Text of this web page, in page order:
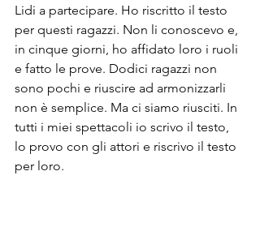
Lidi a partecipare. Ho riscritto il testo
per questi ragazzi. Non li conoscevo e,
in cinque giorni, ho affidato loro i ruoli
e fatto le prove. Dodici ragazzi non
sono pochi e riuscire ad armonizzarli
non è semplice. Ma ci siamo riusciti. In
tutti i miei spettacoli io scrivo il testo,
lo provo con gli attori e riscrivo il testo
per loro.